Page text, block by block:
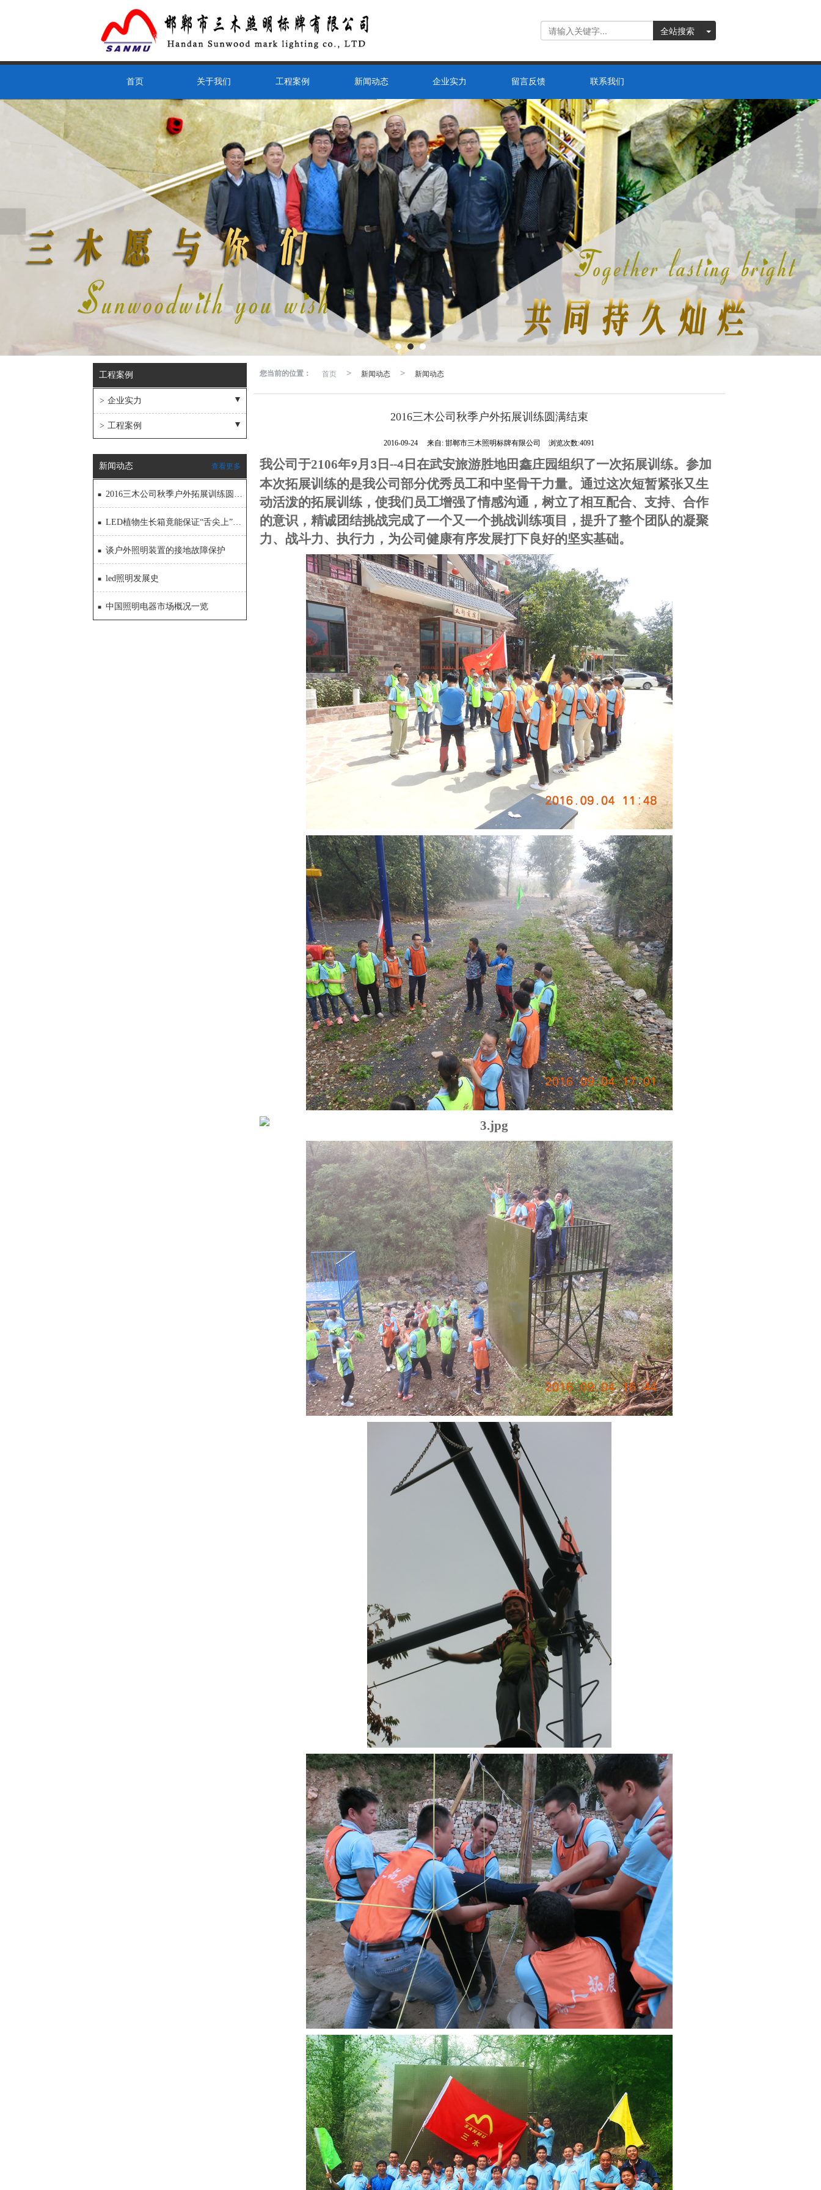
全站搜索
首页 关于我们 工程案例 新闻动态 企业实力 留言反馈 联系我们
您当前的位置： 首页 > 新闻动态 > 新闻动态
2016三木公司秋季户外拓展训练圆满结束
2016-09-24 来自:邯郸市三木照明标牌有限公司 浏览次数:4091
我公司于2106年9月 3 日 --4日在武安旅游胜地田鑫庄园组织了一次拓展训练。参加
本次拓展训练的是我公司部分优秀员工和中坚骨干力量。通过这次短暂紧张又生
动活泼的拓展训练，使我们员工增强了情感沟通，树立了相互配合、支持、合作
的意识，精诚团结挑战完成了一个又一个挑战训练项目，提升了整个团队的凝聚
力、战斗力、执行力，为公司健康有序发展打下良好的坚实基础。
工程案例
> 企业实力
施工照片
企业实力
> 工程案例
隐形LED显示屏
新闻动态 查看更多
2016三木公司秋季户外拓展训练圆满结束
LED植物生长箱竟能保证“舌尖上”的安全
谈户外照明装置的接地故障保护
led照明发展史
中国照明电器市场概况一览